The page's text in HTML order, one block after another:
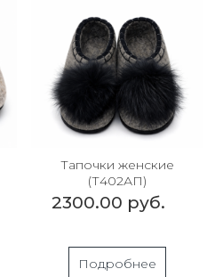
Тапочки женские
(Т402АП)
2300.00 руб.
Подробнее